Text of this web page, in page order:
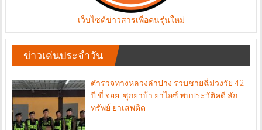
เว็บไซต์ข่าวสารเพื่อคนรุ่นใหม่
ข่าวเด่นประจำวัน
ตำรวจทางหลวงลำปาง รวบชายฉี่ม่วงวัย 42
ปี ขี่ จยย. ซุกยาบ้า ยาไอซ์ พบประวัติคดี ลัก
ทรัพย์ ยาเสพติด